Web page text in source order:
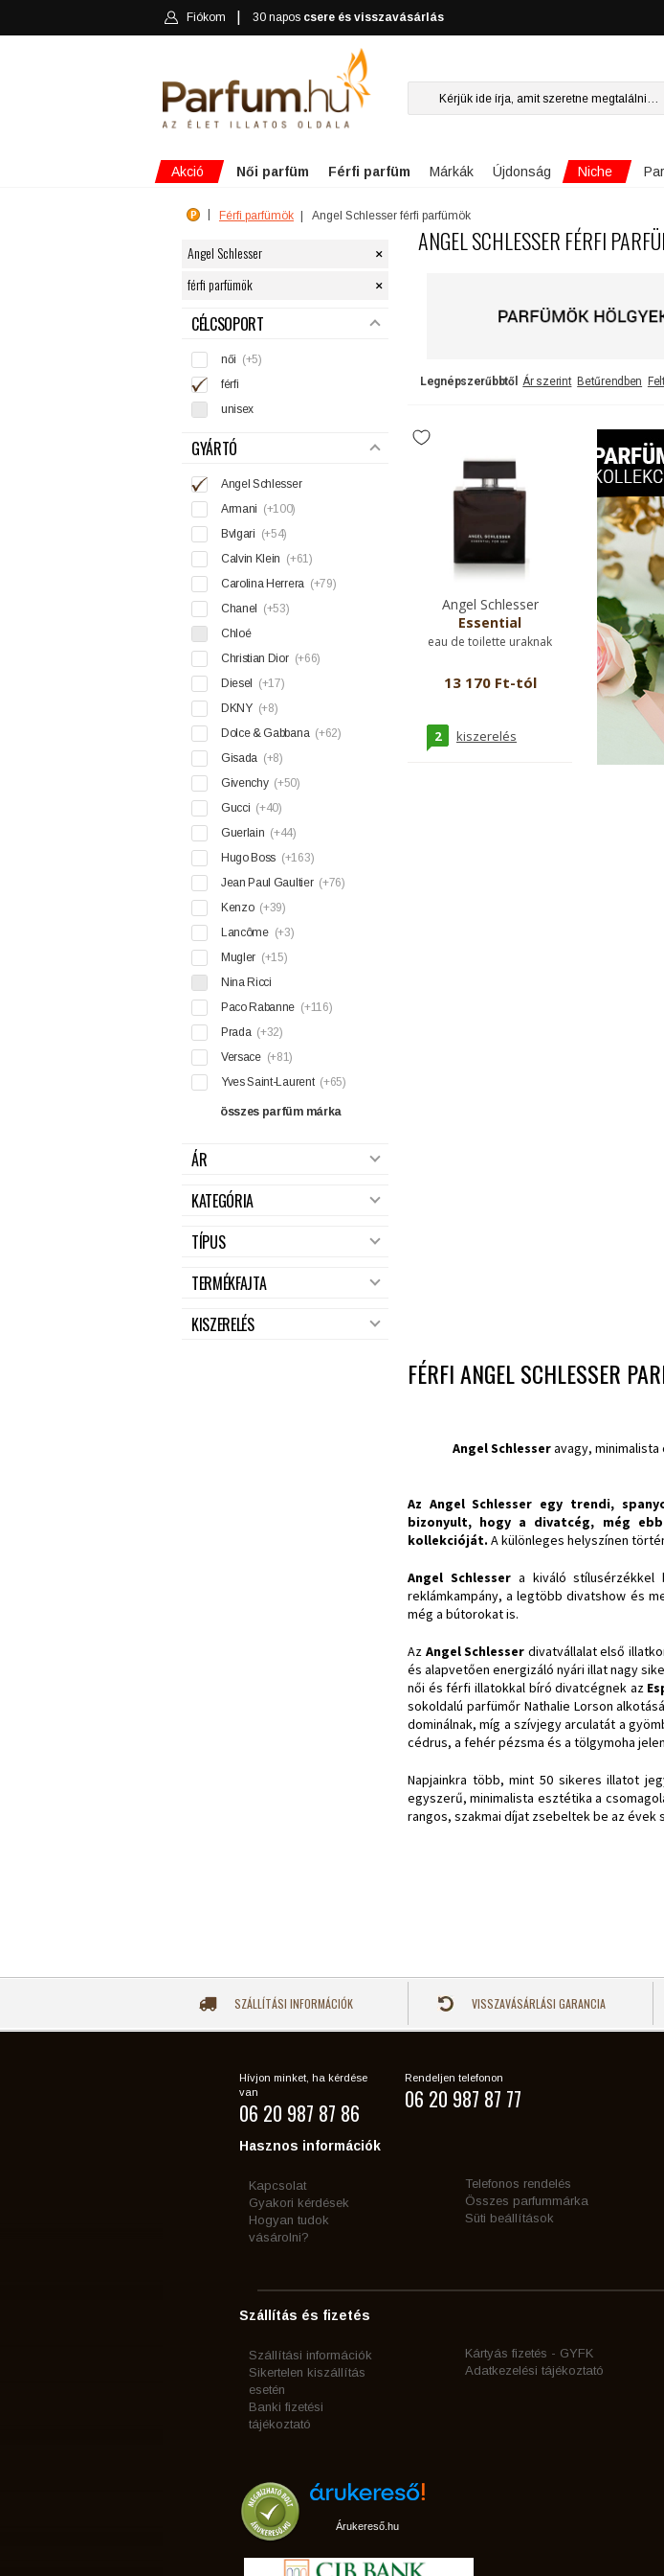
Fiókom 30 napos csere és visszavásárlás
Akció Női parfüm Férfi parfüm Márkák Újdonság Niche
Férfi parfümök Angel Schlesser férfi parfümök
Angel Schlesser ×
férfi parfümök ×
SZŰRÉS
CÉLCSOPORT
női (+5)
férfi
unisex
GYÁRTÓ
Angel Schlesser
Armani (+100)
Bvlgari (+54)
Calvin Klein (+61)
Carolina Herrera (+79)
Chanel
(+53)
Chloé
Christian Dior (+66)
Diesel
(+17)
DKNY (+8)
Dolce & Gabbana (+62)
Gisada (+8)
Givenchy (+50)
Gucci (+40)
Guerlain (+44)
Hugo Boss (+163)
Jean Paul Gaultier (+76)
Kenzo (+39)
Lancôme (+3)
Mugler (+15)
Nina Ricci
Paco Rabanne (+116)
Prada (+32)
Versace (+81)
Yves Saint-Laurent (+65)
összes parfüm márka
ÁR
KATEGÓRIA
TÍPUS
TERMÉKFAJTA
KISZERELÉS
ANGEL SCHLESSER FÉRFI
Legnépszerűbbtől Ár szerint Betűrendben
Angel Schlesser
Essential
eau de toilette uraknak
13 170 Ft-tól
2 kiszerelés
FÉRFI ANGEL SCHLESSER
Angel Schlesseravagy,
Az Angel Schlesser egy trendi,
bizonyult, hogy a divatcég, még
kollekcióját. A különleges helyszínen
Angel Schlessera kiváló stílusérzékkel
reklámkampány, a legtöbb divatshow és
még a bútorokat is.
Az Angel Schlesser divatvállalat első
és alapvetően energizáló nyári illat nagy
női és férfi illatokkal bíró divatcégnek az
sokoldalú parfümőr Nathalie Lorson
dominálnak, míg a szívjegy arculatát a
cédrus, a fehér pézsma és a tölgymoha
Napjainkra több, mint 50 sikeres illatot
egyszerű, minimalista esztétika a
rangos, szakmai díjat zsebeltek be az évek
SZÁLLÍTÁSI INFORMÁCIÓK VISSZAVÁSÁRLÁSI GARANCIA
Hívjon minket, ha kérdése
van
06 20 987 87 86
Rendeljen telefonon
06 20 987 87 77
Hasznos információk
Kapcsolat
Gyakori kérdések
Hogyan tudok
vásárolni?
Telefonos rendelés
Összes parfummárka
Süti beállítások
Szállítás és fizetés
Szállítási információk
Sikertelen kiszállítás
esetén
Banki fizetési
tájékoztató
Kártyás fizetés - GYFK
Adatkezelési tájékoztató
Árukereső.hu